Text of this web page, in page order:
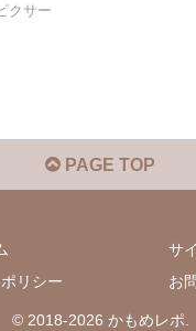
クサー
PAGE TOP
サ
リシー
お
© 2018-2026 かもめレポ.